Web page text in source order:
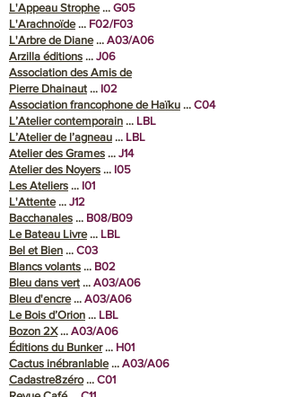
L'Appeau Strophe… G05
L'Arachnoïde… F02/F03
L'Arbre de Diane... A03/A06
Arzilla éditions … J06
Association des Amis de
Pierre Dhainaut… I02
Association francophone de Haïku ... C04
L’Atelier contemporain … LBL
L’Atelier de l’agneau … LBL
Atelier des Grames … J14
Atelier des Noyers … I05
Les Ateliers … I01
L'Attente… J12
Bacchanales ... B08/B09
Le Bateau Livre... LBL
Bel et Bien … C03
Blancs volants … B02
Bleu dans vert… A03/A06
Bleu d'encre… A03/A06
Le Bois d’Orion … LBL
Bozon 2X... A03/A06
Éditions du Bunker... H01
Cactus inébranlable… A03/A06
Cadastre8zéro... C01